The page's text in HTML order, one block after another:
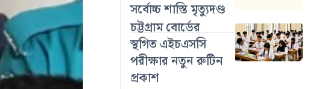
সর্বোচ্চ শাস্তি মৃত্যুদণ্ড
চট্টগ্রাম বোর্ডের
স্থগিত এইচএসসি
পরীক্ষার নতুন রুটিন
প্রকাশ